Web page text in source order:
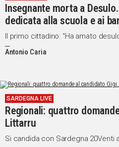
Insegnante morta a
dedicata alla scuola e ai
Il primo cittadino: “Ha amato
Antonio Caria
SARDEGNA LIVE
Regionali: quattro
Littarru
Si candida con Sardegna 20Venti